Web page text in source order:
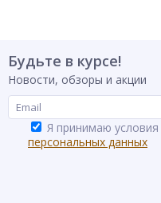
Будьте в курсе!
Новости, обзоры и акции
Я принимаю условия
персональных данных